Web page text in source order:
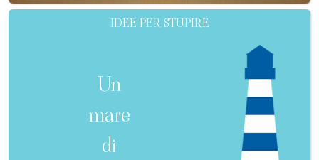
IDEE PER STUPIRE
Un
mare
di